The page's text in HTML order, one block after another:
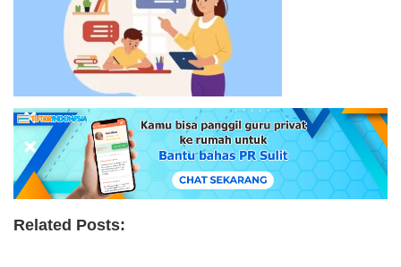
Related Posts: